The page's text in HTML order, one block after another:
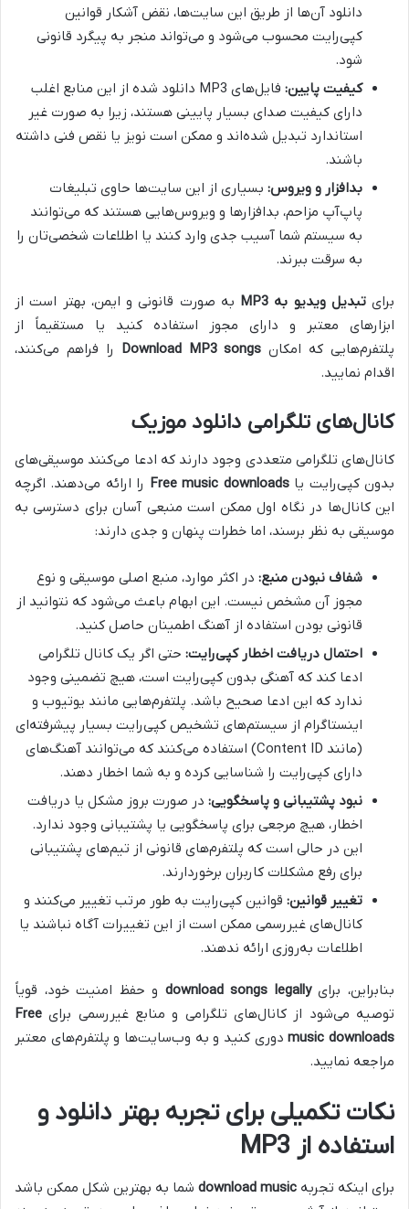
دانلود آن‌ها از طریق این سایت‌ها، نقض آشکار قوانین
کپی‌رایت محسوب می‌شود و می‌تواند منجر به پیگرد قانونی
شود.
کیفیت پایین:
فایل‌های MP3 دانلود شده از این منابع اغلب
دارای کیفیت صدای بسیار پایینی هستند، زیرا به صورت غیر
استاندارد تبدیل شده‌اند و ممکن است نویز یا نقص فنی داشته
باشند.
بدافزار و ویروس: بسیاری از این سایت‌ها حاوی تبلیغات
پاپ‌آپ مزاحم، بدافزارها و ویروس‌هایی هستند که می‌توانند
به سیستم شما آسیب جدی وارد کنند یا اطلاعات شخصی‌تان را
به سرقت ببرند.
برایتبدیل ویدیو به MP3
به صورت قانونی و ایمن، بهتر است از
ابزارهای معتبر و دارای مجوز استفاده کنید یا مستقیماً از
پلتفرم‌هایی که امکان Download MP3 songs را فراهم می‌کنند،
اقدام نمایید.
کانال‌های تلگرامی دانلود موزیک
کانال‌های تلگرامی متعددی وجود دارند که ادعا می‌کنند موسیقی‌های
بدون کپی‌رایت یاFree music downloads را ارائه می‌دهند. اگرچه
این کانال‌ها در نگاه اول ممکن است منبعی آسان برای دسترسی به
موسیقی به نظر برسند، اما خطرات پنهان و جدی دارند:
شفاف نبودن منبع: در اکثر موارد، منبع اصلی موسیقی و نوع
مجوز آن مشخص نیست. این ابهام باعث می‌شود که نتوانید از
قانونی بودن استفاده از آهنگ اطمینان حاصل کنید.
احتمال دریافت اخطار کپی‌رایت: حتی اگر یک کانال تلگرامی
ادعا کند که آهنگی بدون کپی‌رایت است، هیچ تضمینی وجود
ندارد که این ادعا صحیح باشد. پلتفرم‌هایی مانند یوتیوب و
اینستاگرام از سیستم‌های تشخیص کپی‌رایت بسیار پیشرفته‌ای
(مانند Content ID) استفاده می‌کنند که می‌توانند آهنگ‌های
دارای کپی‌رایت را شناسایی کرده و به شما اخطار دهند.
نبود پشتیبانی و پاسخگویی: در صورت بروز مشکل یا دریافت
اخطار، هیچ مرجعی برای پاسخگویی یا پشتیبانی وجود ندارد.
این در حالی است که پلتفرم‌های قانونی از تیم‌های پشتیبانی
برای رفع مشکلات کاربران برخوردارند.
تغییر قوانین: قوانین کپی‌رایت به طور مرتب تغییر می‌کنند و
کانال‌های غیررسمی ممکن است از این تغییرات آگاه نباشند یا
اطلاعات به‌روزی ارائه ندهند.
بنابراین، برایdownload songs legally و حفظ امنیت خود، قویاً
توصیه می‌شود از کانال‌های تلگرامی و منابع غیررسمی برای Free
music downloadsدوری کنید و به وب‌سایت‌ها و پلتفرم‌های معتبر
مراجعه نمایید.
نکات تکمیلی برای تجربه بهتر دانلود و
استفاده از MP3
برای اینکه تجربه download music شما به بهترین شکل ممکن باشد